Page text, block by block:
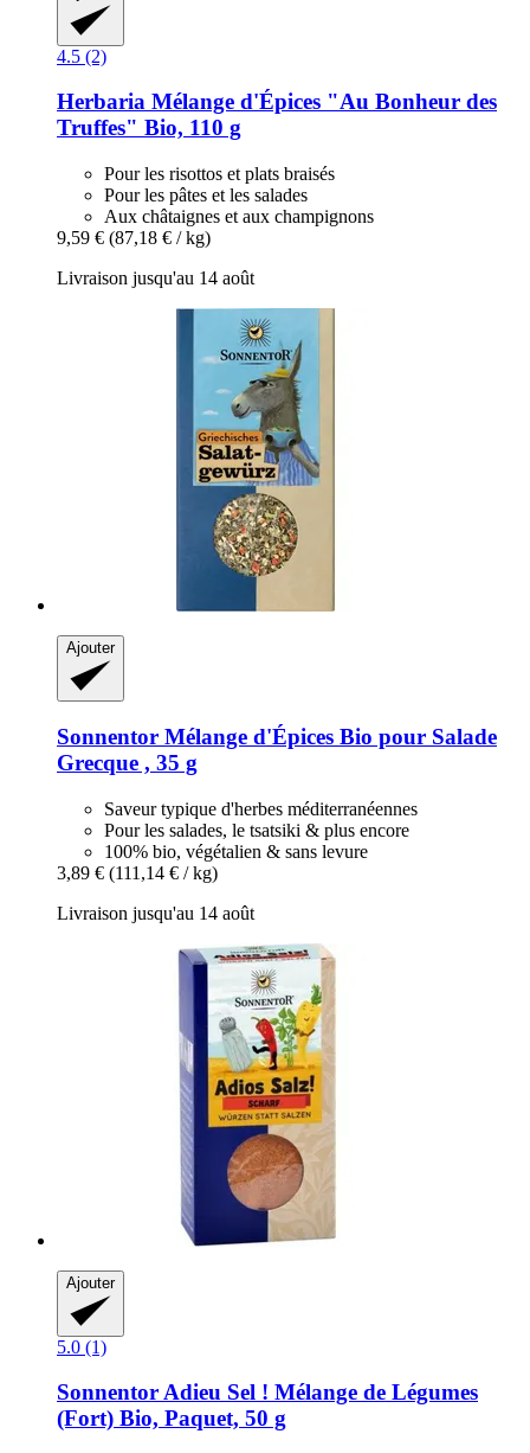
4.5 (2)
Herbaria Mélange d'Épices "Au Bonheur des
Truffes" Bio, 110 g
Pour les risottos et plats braisés
Pour les pâtes et les salades
Aux châtaignes et aux champignons
9,59 € (87,18 € / kg)
Livraison jusqu'au 14 août
Ajouter
Sonnentor Mélange d'Épices Bio pour Salade
Grecque , 35 g
Saveur typique d'herbes méditerranéennes
Pour les salades, le tsatsiki & plus encore
100% bio, végétalien & sans levure
3,89 € (111,14 € / kg)
Livraison jusqu'au 14 août
Ajouter
5.0 (1)
SonnentorAdieu Sel ! Mélange de Légumes
(Fort) Bio, Paquet, 50 g